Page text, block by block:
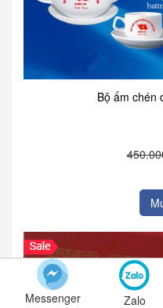
Bộ ấm chén
Messenger Zalo